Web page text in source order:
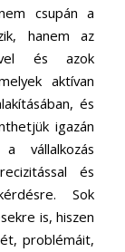
csupán a
hanem az
és azok
aktívan
és
igazán
vállalkozás
és
Sok
is, hiszen
problémáit,